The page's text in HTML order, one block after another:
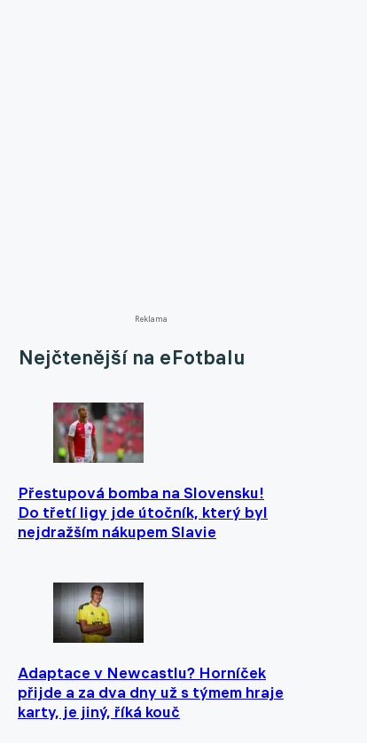
Reklama
Nejčtenější na eFotbalu
Přestupová bomba na Slovensku!
Do třetí ligy jde útočník, který byl
nejdražším nákupem Slavie
Adaptace v Newcastlu? Horníček
přijde a za dva dny už s týmem hraje
karty, je jiný, říká kouč